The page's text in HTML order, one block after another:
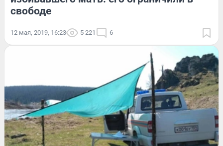
свободе
12 мая, 2019, 16:23 5 221 6